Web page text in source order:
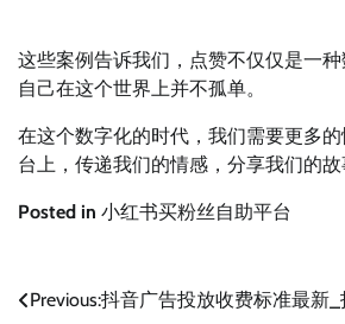
这些案例告诉我们，点赞不仅仅是一
自己在这个世界上并不孤单。
在这个数字化的时代，我们需要更多
台上，传递我们的情感，分享我们的
Posted in 小红书买粉丝自助平台
文Previous:抖音广告投放收费标准最新